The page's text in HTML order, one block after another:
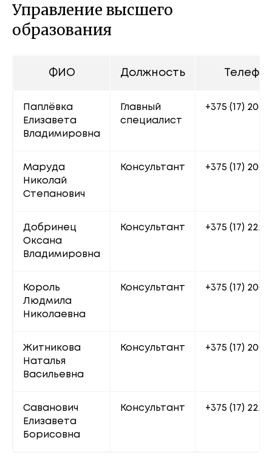
Управление высшего
образования
ФИО Должность
Паплёвка
Елизавета
Владимировна
Главный
специалист
+375 (17) 200
Маруда
Николай
Степанович
Консультант +375 (17) 200
Добринец
Оксана
Владимировна
Консультант +375 (17) 222
Король
Людмила
Николаевна
Консультант +375 (17) 200
Житникова
Наталья
Васильевна
Консультант +375 (17) 200
Саванович
Елизавета
Борисовна
Консультант +375 (17) 222